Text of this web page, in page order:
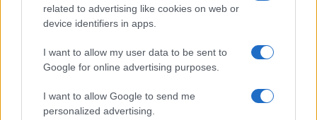
related to advertising like cookies on web or
device identifiers in apps.
I want to allow my user data to be sent to
Google for online advertising purposes.
I want to allow Google to send me
personalized advertising.
Sterling Point su Prime Video: la nuova serie teen che
conquista il pubblico